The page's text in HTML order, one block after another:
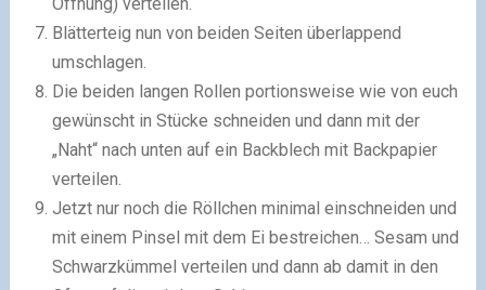
Blätterteig nun von beiden Seiten überlappend
umschlagen.
Die beiden langen Rollen portionsweise wie von euch
gewünscht in Stücke schneiden und dann mit der
„Naht“ nach unten auf ein Backblech mit Backpapier
verteilen.
Jetzt nur noch die Röllchen minimal einschneiden und
mit einem Pinsel mit dem Ei bestreichen… Sesam und
Schwarzkümmel verteilen und dann ab damit in den